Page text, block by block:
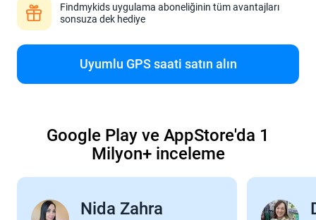
Findmykids uygulama aboneliğinin tüm avantajları
sonsuza dek hediye
Uyumlu GPS saati satın alın
Google Play ve AppStore'da 1
Milyon+ inceleme
Nida Zahra
4.7 등급 5000만+ 다운로드